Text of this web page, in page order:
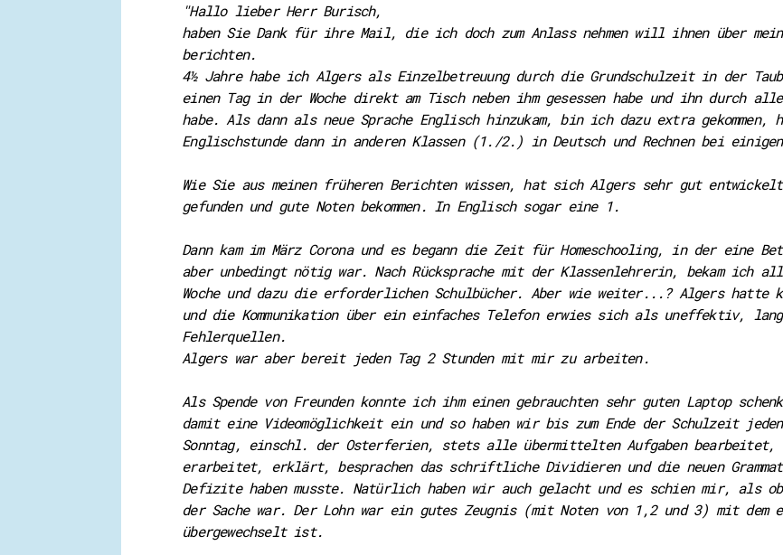
"Hallo lieber Herr Burisch,
haben Sie Dank für ihre Mail, die ich doch zum Anlass nehmen will ihnen über
berichten.
4½ Jahre habe ich Algers als Einzelbetreuung durch die Grundschulzeit in der
einen Tag in der Woche direkt am Tisch neben ihm gesessen habe und ihn durch
habe. Als dann als neue Sprache Englisch hinzukam, bin ich dazu extra gekommen,
Englischstunde dann in anderen Klassen (1./2.) in Deutsch und Rechnen bei
Wie Sie aus meinen früheren Berichten wissen, hat sich Algers sehr gut
gefunden und gute Noten bekommen. In Englisch sogar eine 1.
Dann kam im März Corona und es begann die Zeit für Homeschooling, in der eine
aber unbedingt nötig war. Nach Rücksprache mit der Klassenlehrerin, bekam ich
Woche und dazu die erforderlichen Schulbücher. Aber wie weiter...? Algers hatte
und die Kommunikation über ein einfaches Telefon erwies sich als uneffektiv,
Fehlerquellen.
Algers war aber bereit jeden Tag 2 Stunden mit mir zu arbeiten.
Als Spende von Freunden konnte ich ihm einen gebrauchten sehr guten Laptop
damit eine Videomöglichkeit ein und so haben wir bis zum Ende der Schulzeit jeden
Sonntag, einschl. der Osterferien, stets alle übermittelten Aufgaben
erarbeitet, erklärt, besprachen das schriftliche Dividieren und die neuen
Defizite haben musste. Natürlich haben wir auch gelacht und es schien mir, als
der Sache war. Der Lohn war ein gutes Zeugnis (mit Noten von 1,2 und 3) mit dem
übergewechselt ist.